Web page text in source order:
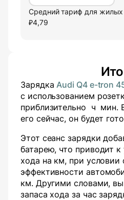
Средний тариф для
₽4,79
Зарядка Audi Q4 e-tron
с использованием
приблизительно ч мин.
его сейчас, он будет
Этот сеанс зарядки
батарею, что приводит
хода на км, при условии
эффективности
км. Другими словами, вы
запаса хода за час